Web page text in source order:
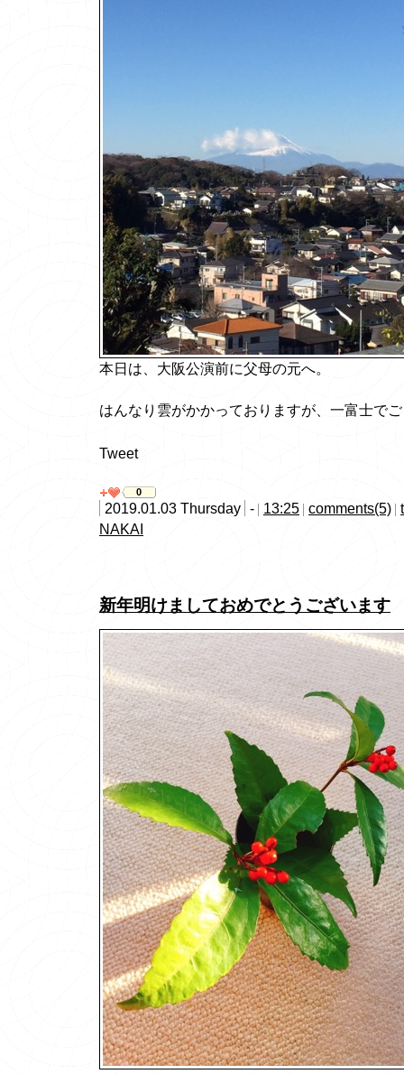
本日は、大阪公演前に父母の元へ。
はんなり雲がかかっておりますが、一富士で
Tweet
0
2019.01.03 Thursday - 13:25 comments(5)
NAKAI
新年明けましておめでとうございます